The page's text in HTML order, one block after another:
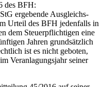
des BFH:
ergebende Ausgleichs-
Urteil des BFH jedenfalls in
dem Steuerpflichtigen eine
Jahren grundsätzlich
ist es nicht geboten,
Veranlagungsjahr seiner